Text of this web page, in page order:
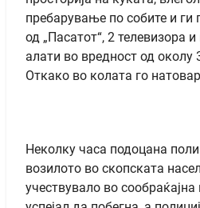
пребарување по собите и ги
од „Пасатот“, 2 телевизора
алати во вредност од околу
Откако во колата го
Неколку часа подоцана
возилото во скопската
учествувало во